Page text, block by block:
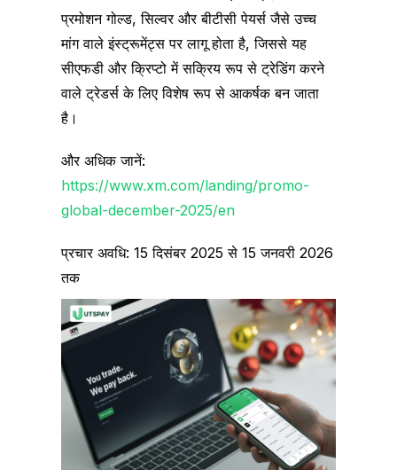
प्रमोशन गोल्ड, सिल्वर और बीटीसी पेयर्स जैसे उच्च
मांग वाले इंस्ट्रूमेंट्स पर लागू होता है, जिससे यह
सीएफडी और क्रिप्टो में सक्रिय रूप से ट्रेडिंग करने
वाले ट्रेडर्स के लिए विशेष रूप से आकर्षक बन जाता
है।
और अधिक जानें:
https://www.xm.com/landing/promo-
global-december-2025/en
प्रचार अवधि: 15 दिसंबर 2025 से 15 जनवरी 2026
तक